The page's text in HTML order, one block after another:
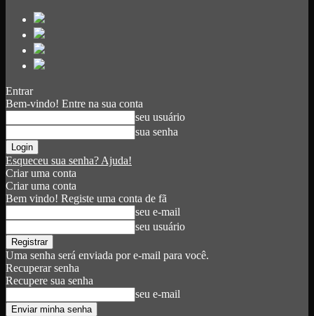
Entrar
Bem-vindo! Entre na sua conta
seu usuário
sua senha
Esqueceu sua senha? Ajuda!
Criar uma conta
Criar uma conta
Bem vindo! Registe uma conta de fã
seu e-mail
seu usuário
Uma senha será enviada por e-mail para você.
Recuperar senha
Recupere sua senha
seu e-mail